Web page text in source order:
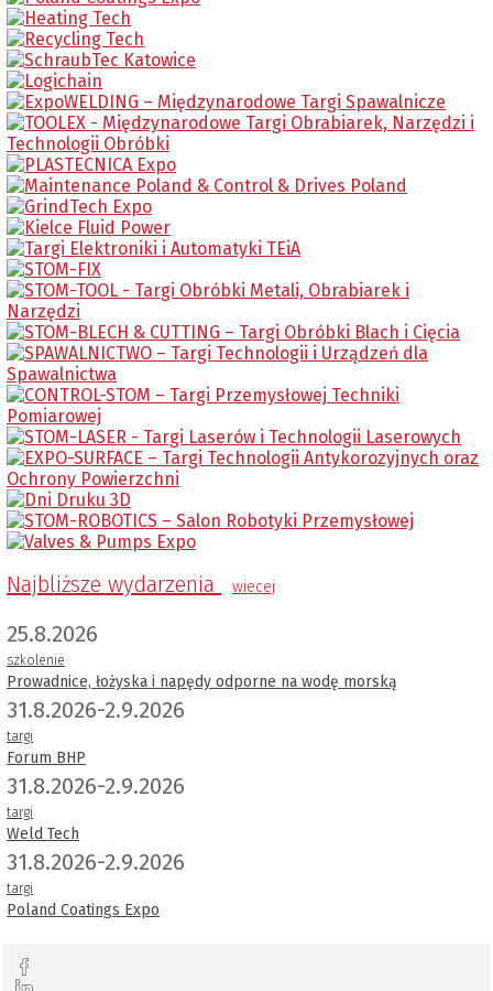
Najbliższe wydarzenia wiecej
25.8.2026
szkolenie
Prowadnice, łożyska i napędy odporne na wodę morską
31.8.2026-2.9.2026
targi
Forum BHP
31.8.2026-2.9.2026
targi
Weld Tech
31.8.2026-2.9.2026
targi
Poland Coatings Expo